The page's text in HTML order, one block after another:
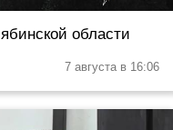
области
7 августа в 16:06